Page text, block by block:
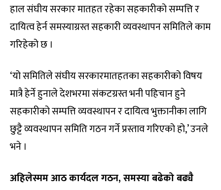
हाल संघीय सरकार मातहत रहेका सहकारीको सम्पत्ति र
दायित्व हेर्न समस्याग्रस्त सहकारी व्यवस्थापन समितिले काम
गरिहेको छ ।
‘यो समितिले संघीय सरकारमातहतका सहकारीको विषय
मात्रै हेर्ने हुनाले देशभरमा संकटग्रस्त भनी पहिचान हुने
सहकारीको सम्पत्ति व्यवस्थापन र दायित्व भुक्तानीका लागि
छुट्टै व्यवस्थापन समिति गठन गर्ने प्रस्ताव गरिएको हो,’ उनले
भने ।
अहिलेस्मम आठ कार्यदल गठन,समस्या बढेको बढ्यै